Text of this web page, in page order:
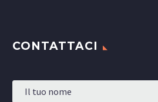
CONTATTACI